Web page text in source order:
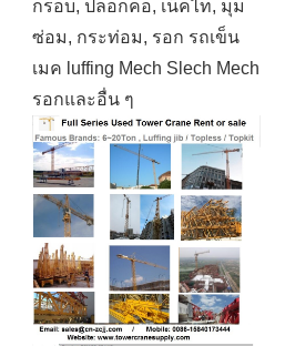
กรอบ, ปลอกคอ, เน็คไท, มุม
ซ่อม, กระท่อม, รอก รถเข็น
เมค luffing Mech Slech Mech
รอกและอื่น ๆ